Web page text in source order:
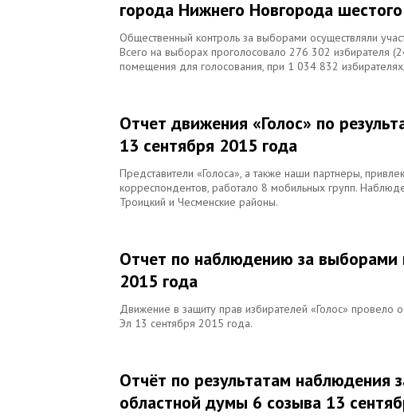
города Нижнего Новгорода
Общественный контроль за выборами осуществляли
Всего на выборах проголосовало 276 302 избирателя
помещения для голосования, при 1 034 832
Отчет движения «Голос» по
13 сентября 2015 года
Представители «Голоса», а также наши партнеры,
корреспондентов, работало 8 мобильных групп.
Троицкий и Чесменские районы.
Отчет по наблюдению за выборами
2015 года
Движение в защиту прав избирателей «Голос»
Эл 13 сентября 2015 года.
Отчёт по результатам наблюдения
областной думы 6 созыва 13